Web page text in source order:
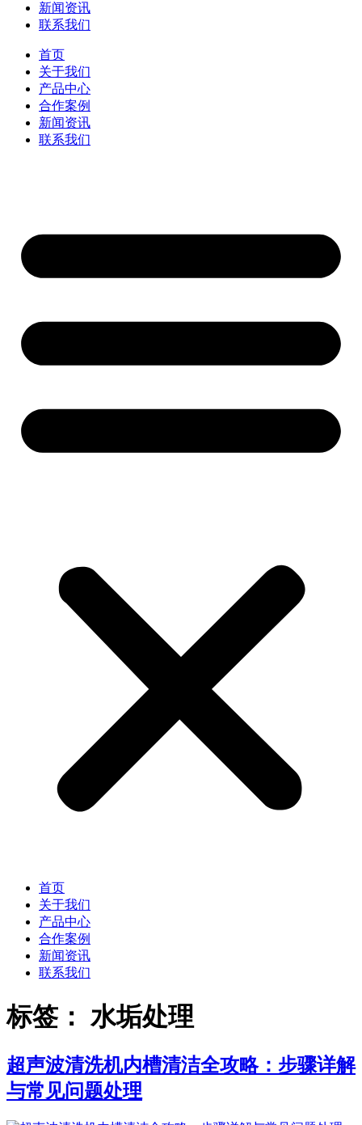
新闻资讯
联系我们
首页
关于我们
产品中心
合作案例
新闻资讯
联系我们
首页
关于我们
产品中心
合作案例
新闻资讯
联系我们
标签： 水垢处理
超声波清洗机内槽清洁全攻略：步骤详解
与常见问题处理